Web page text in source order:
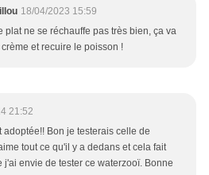
18/04/2023 15:59
plat ne se réchauffe pas très bien, ça va
et recuire le poisson !
21:52
adoptée!! Bon je testerais celle de
tout ce qu'il y a dedans et cela fait
j'ai envie de tester ce waterzooï. Bonne